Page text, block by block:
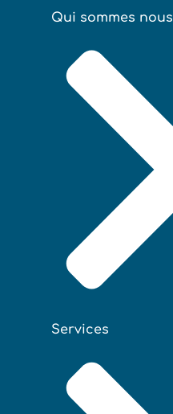
Qui sommes nous
Services